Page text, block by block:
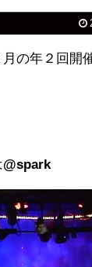
年２回開
@spark